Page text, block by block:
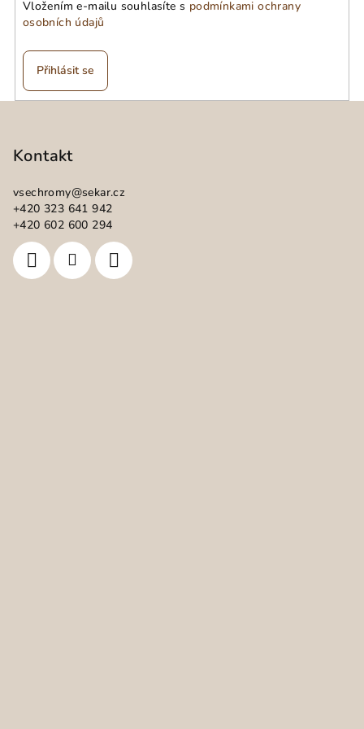
Vložením e-mailu souhlasíte s podmínkami ochrany
osobních údajů
Přihlásit se
Kontakt
vsechromy@sekar.cz
+420 323 641 942
+420 602 600 294